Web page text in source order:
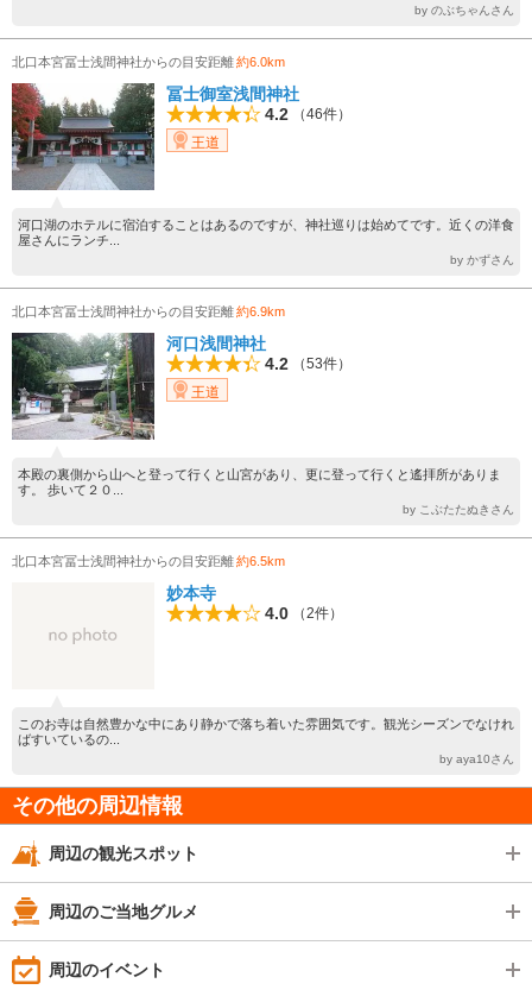
by のぶちゃんさん
北口本宮冨士浅間神社からの目安距離約6.0km
冨士御室浅間神社
4.2
（46件）
王道
河口湖のホテルに宿泊することはあるのですが、神社巡りは始めてです。近くの洋食
屋さんにランチ...
by かずさん
北口本宮冨士浅間神社からの目安距離約6.9km
河口浅間神社
4.2
（53件）
王道
本殿の裏側から山へと登って行くと山宮があり、更に登って行くと遙拝所がありま
す。 歩いて２０...
by こぶたたぬきさん
北口本宮冨士浅間神社からの目安距離約6.5km
妙本寺
4.0
（2件）
このお寺は自然豊かな中にあり静かで落ち着いた雰囲気です。観光シーズンでなけれ
ばすいているの...
by aya10さん
その他の周辺情報
周辺の観光スポット
周辺のご当地グルメ
周辺のイベント